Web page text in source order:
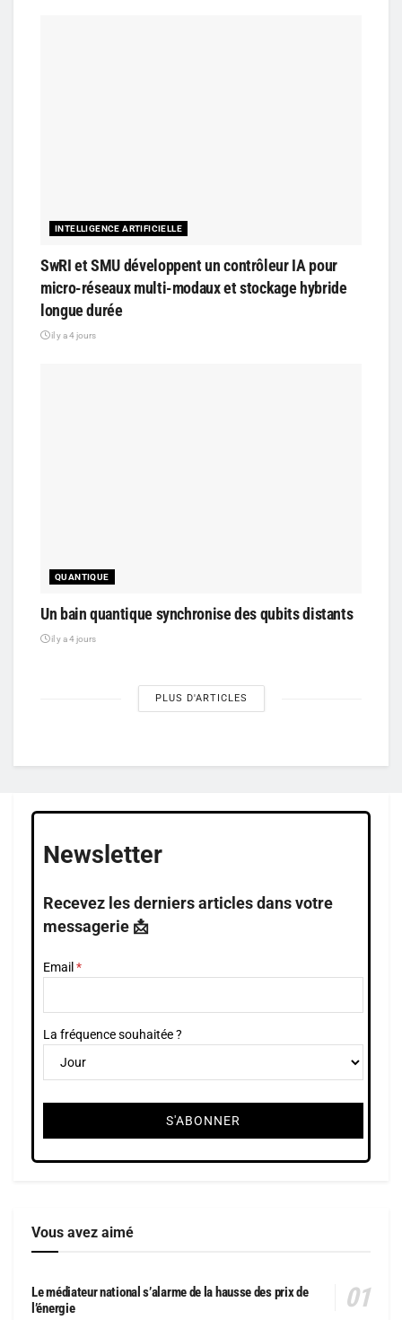
INTELLIGENCE ARTIFICIELLE
SwRI et SMU développent un contrôleur IA pour
micro-réseaux multi-modaux et stockage hybride
longue durée
il y a 4 jours
QUANTIQUE
Un bain quantique synchronise des qubits distants
il y a 4 jours
PLUS D'ARTICLES
Newsletter
Recevez les derniers articles dans votre
messagerie 📩
Email
La fréquence souhaitée ?
Vous avez aimé
Le médiateur national s’alarme de la hausse des prix de
l’énergie